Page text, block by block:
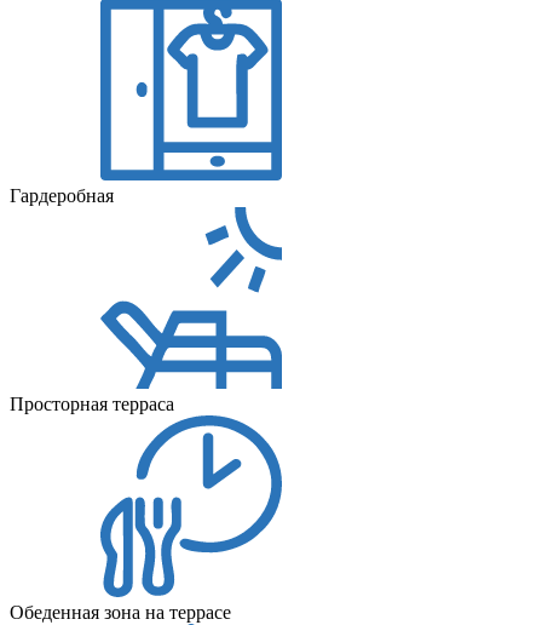
Гардеробная
Просторная терраса
Обеденная зона на террасе